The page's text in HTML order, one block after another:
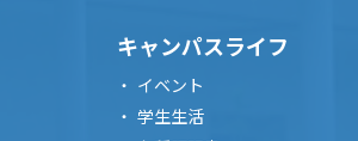
キャンパスライフ
イベント
学生生活